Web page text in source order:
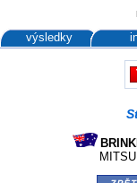
výsledky